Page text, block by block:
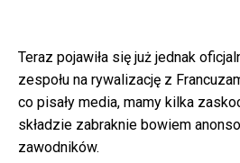
Teraz pojawiła się już jednak
zespołu na rywalizację z
co pisały media, mamy kilka
składzie zabraknie bowiem
zawodników.